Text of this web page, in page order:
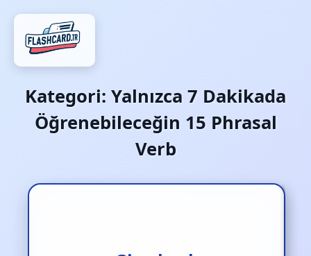
Kategori: Yalnızca 7 Dakikada
Öğrenebileceğin 15 Phrasal
Verb